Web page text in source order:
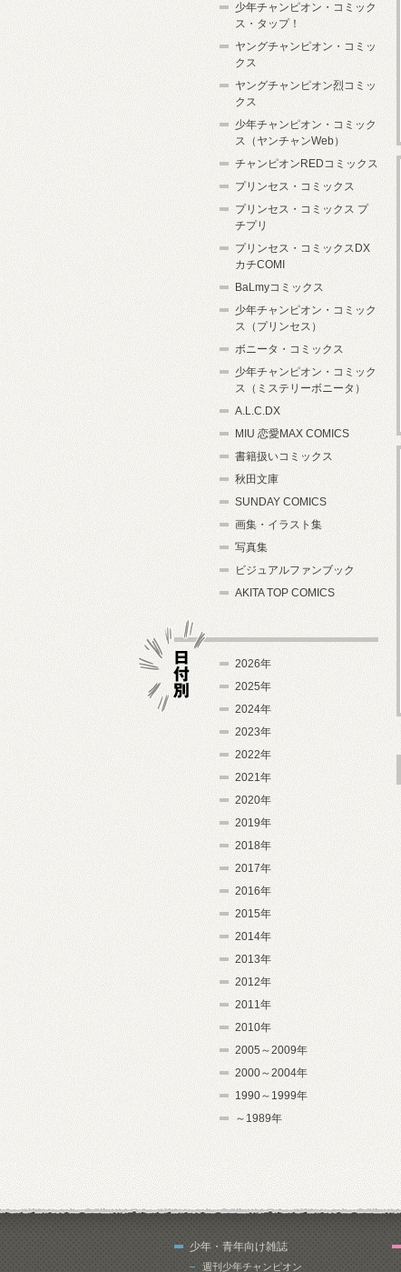
少年チャンピオン・コミック
ス・タップ！
ヤングチャンピオン・コミッ
クス
ヤングチャンピオン烈コミッ
クス
少年チャンピオン・コミック
ス（ヤンチャンWeb）
チャンピオンREDコミックス
プリンセス・コミックス
プリンセス・コミックス プ
チプリ
プリンセス・コミックスDX
カチCOMI
BaLmyコミックス
少年チャンピオン・コミック
ス（プリンセス）
ボニータ・コミックス
少年チャンピオン・コミック
ス（ミステリーボニータ）
A.L.C.DX
MIU 恋愛MAX COMICS
書籍扱いコミックス
秋田文庫
SUNDAY COMICS
画集・イラスト集
写真集
ビジュアルファンブック
AKITA TOP COMICS
2026年
2025年
2024年
2023年
2022年
2021年
2020年
2019年
2018年
2017年
2016年
2015年
2014年
2013年
2012年
2011年
2010年
2005～2009年
2000～2004年
1990～1999年
～1989年
少年・青年向け雑誌
週刊少年チャンピオン